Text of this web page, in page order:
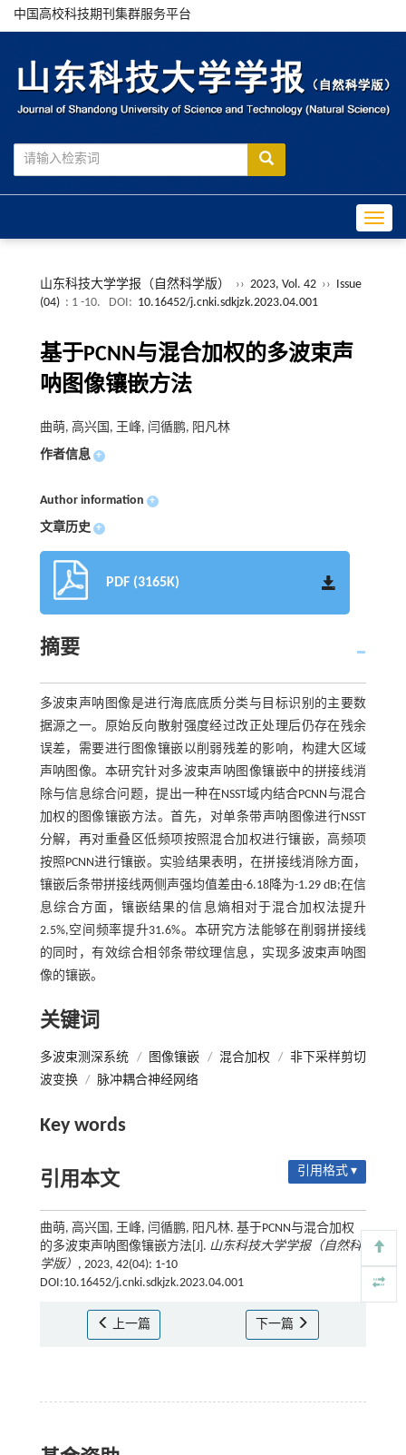
中国高校科技期刊集群服务平台
山东科技大学学报（自然科学版） ›› 2023, Vol. 42 ›› Issue
(04) : 1 -10. DOI: 10.16452/j.cnki.sdkjzk.2023.04.001
基于PCNN与混合加权的多波束声
呐图像镶嵌方法
曲萌, 高兴国, 王峰, 闫循鹏, 阳凡林
作者信息 +
Author information +
文章历史 +
PDF (3165K)
摘要
多波束声呐图像是进行海底底质分类与目标识别的主要数
据源之一。原始反向散射强度经过改正处理后仍存在残余
误差，需要进行图像镶嵌以削弱残差的影响，构建大区域
声呐图像。本研究针对多波束声呐图像镶嵌中的拼接线消
除与信息综合问题，提出一种在NSST域内结合PCNN与混合
加权的图像镶嵌方法。首先，对单条带声呐图像进行NSST
分解，再对重叠区低频项按照混合加权进行镶嵌，高频项
按照PCNN进行镶嵌。实验结果表明，在拼接线消除方面，
镶嵌后条带拼接线两侧声强均值差由-6.18降为-1.29 dB;在信
息综合方面，镶嵌结果的信息熵相对于混合加权法提升
2.5%,空间频率提升31.6%。本研究方法能够在削弱拼接线
的同时，有效综合相邻条带纹理信息，实现多波束声呐图
像的镶嵌。
关键词
多波束测深系统 / 图像镶嵌 / 混合加权 / 非下采样剪切
波变换 / 脉冲耦合神经网络
Key words
引用本文 引用格式 ▾
曲萌, 高兴国, 王峰, 闫循鹏, 阳凡林. 基于PCNN与混合加权
的多波束声呐图像镶嵌方法[J]. 山东科技大学学报（自然科
学版） , 2023, 42(04): 1-10
DOI:10.16452/j.cnki.sdkjzk.2023.04.001
上一篇 下一篇